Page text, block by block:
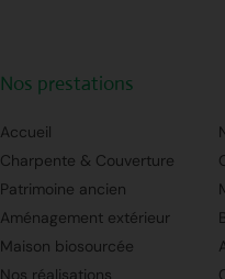
Nos prestations
Accueil
Charpente & Couverture
Patrimoine ancien
Aménagement extérieur
Maison biosourcée
Nos réalisations